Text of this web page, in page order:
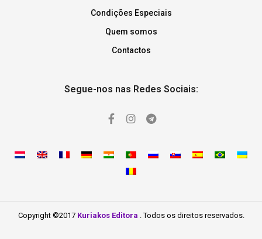
Condições Especiais
Quem somos
Contactos
Segue-nos nas Redes Sociais:
Copyright ©2017 Kuriakos Editora . Todos os direitos reservados.